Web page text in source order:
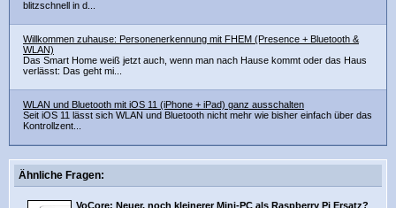
blitzschnell in d...
Willkommen zuhause: Personenerkennung mit FHEM (Presence + Bluetooth &
WLAN)
Das Smart Home weiß jetzt auch, wenn man nach Hause kommt oder das Haus
verlässt: Das geht mi...
WLAN und Bluetooth mit iOS 11 (iPhone + iPad) ganz ausschalten
Seit iOS 11 lässt sich WLAN und Bluetooth nicht mehr wie bisher einfach über das
Kontrollzent...
Ähnliche Fragen:
VoCore: Neuer, noch kleinerer Mini-PC als Raspberry Pi Ersatz?